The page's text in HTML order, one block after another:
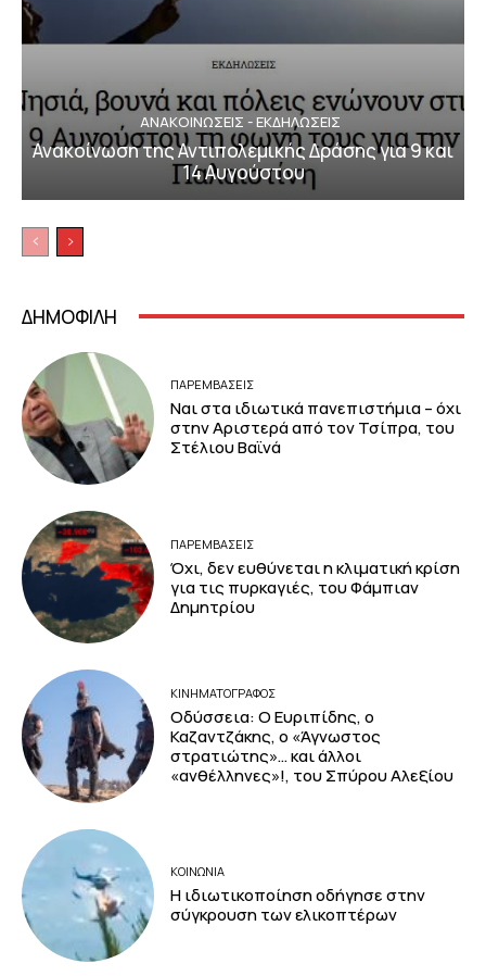
ΑΝΑΚΟΙΝΩΣΕΙΣ - ΕΚΔΗΛΩΣΕΙΣ
Ανακοίνωση της Αντιπολεμικής Δράσης για 9 και
14 Αυγούστου
ΔΗΜΟΦΙΛΗ
ΠΑΡΕΜΒΑΣΕΙΣ
Ναι στα ιδιωτικά πανεπιστήμια – όχι
στην Αριστερά από τον Τσίπρα, του
Στέλιου Βαϊνά
ΠΑΡΕΜΒΑΣΕΙΣ
Όχι, δεν ευθύνεται η κλιματική κρίση
για τις πυρκαγιές, του Φάμπιαν
Δημητρίου
ΚΙΝΗΜΑΤΟΓΡΆΦΟΣ
Οδύσσεια: Ο Ευριπίδης, ο
Καζαντζάκης, ο «Άγνωστος
στρατιώτης»… και άλλοι
«ανθέλληνες»!, του Σπύρου Αλεξίου
ΚΟΙΝΩΝΙΑ
Η ιδιωτικοποίηση οδήγησε στην
σύγκρουση των ελικοπτέρων